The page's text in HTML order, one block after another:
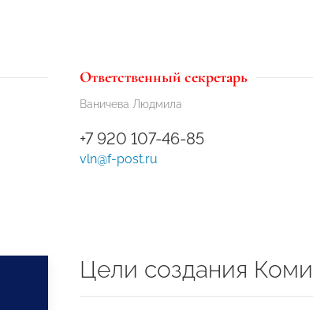
Ответственный секретарь
Ваничева Людмила
+7 920 107-46-85
vln@f-post.ru
Цели создания